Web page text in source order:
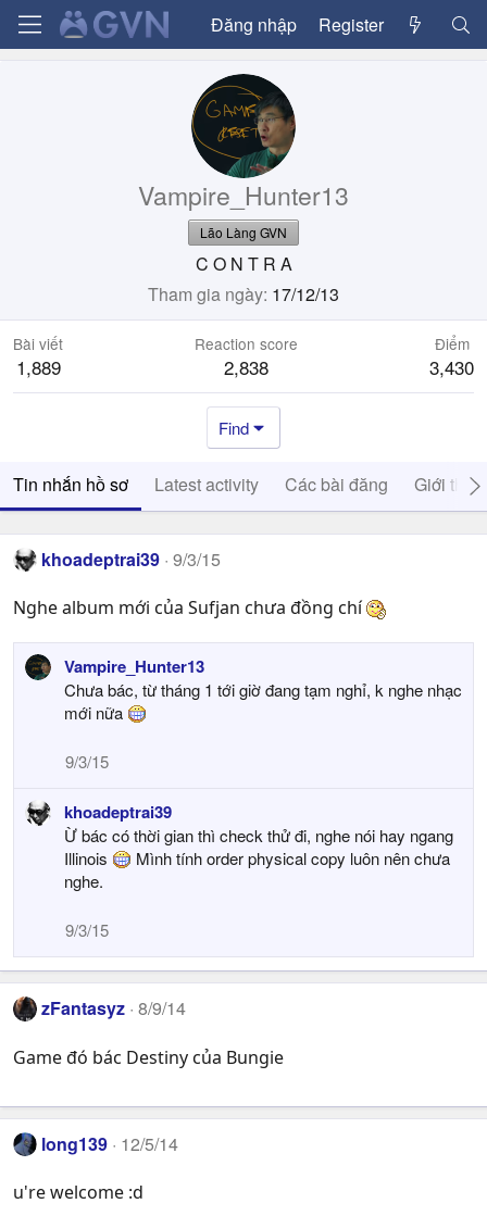
Đăng nhập Register
Vampire_Hunter13
Lão Làng GVN
C O N T R A
Tham gia ngày 17/12/13
Bài viết
1,889
Reaction score
2,838
Điểm
3,430
Find
Tin nhắn hồ sơ Latest activity Các bài đăng Giới thiệu
khoadeptrai39 9/3/15
Nghe album mới của Sufjan chưa đồng chí
Vampire_Hunter13
Chưa bác, từ tháng 1 tới giờ đang tạm nghỉ, k nghe nhạc
mới nữa
9/3/15
khoadeptrai39
Ừ bác có thời gian thì check thử đi, nghe nói hay ngang
Illinois
Mình tính order physical copy luôn nên chưa
nghe.
9/3/15
zFantasyz 8/9/14
Game đó bác Destiny của Bungie
long139 12/5/14
u're welcome :d